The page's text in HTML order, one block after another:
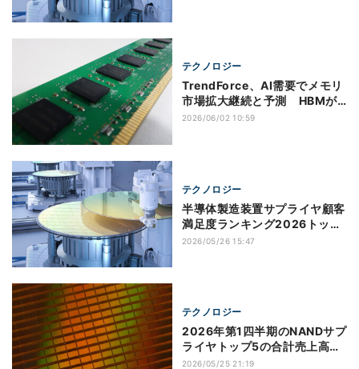
テクノロジー
TrendForce、AI需要でメモリ
市場拡大継続と予測 HBMが
成長をけん引
2026/06/02 10:59
テクノロジー
半導体製造装置サプライヤ顧客
満足度ランキング2026トップ
9、日本勢は5社がランクイン
2026/05/26 15:47
テクノロジー
2026年第1四半期のNANDサプ
ライヤトップ5の合計売上高は
前四半期比84％増の389億ド
2026/05/25 21:19